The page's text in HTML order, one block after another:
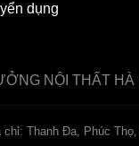
dụng
NỘI THẤT HÀ
chỉ: Thanh Đa, Phúc Thọ,